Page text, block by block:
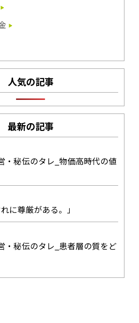
人気の記事
最新の記事
・秘伝のタレ_物価高時代の値
に尊厳がある。」
・秘伝のタレ_患者層の質をど